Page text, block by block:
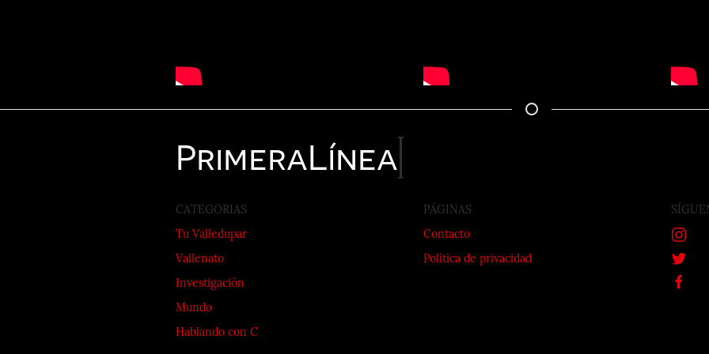
PrimeraLínea
CATEGORIAS
Tu Valledupar
Vallenato
Investigación
Mundo
Hablando con C
PÁGINAS
Contacto
Política de privacidad